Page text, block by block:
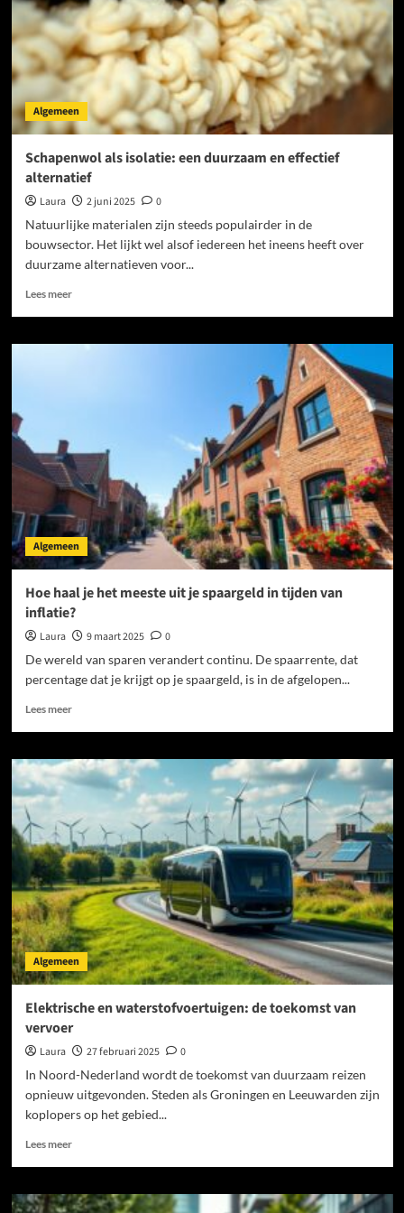
en
comfortabel
onderweg
Algemeen
Schapenwol als isolatie: een duurzaam en effectief
alternatief
Laura 2 juni 2025
0
Natuurlijke materialen zijn steeds populairder in de
bouwsector. Het lijkt wel alsof iedereen het ineens heeft over
duurzame alternatieven voor...
Lees meerLees
Schapenwol
effectief
alternatief
Algemeen
Hoe haal je het meeste uit je spaargeld in tijden van
inflatie?
Laura 9 maart 2025
0
De wereld van sparen verandert continu. De spaarrente, dat
percentage dat je krijgt op je spaargeld, is in de afgelopen...
Lees meerLees
Hoe
haal
meeste
uit
je
spaargeld
in
tijden
van
inflatie?
Algemeen
Elektrische en waterstofvoertuigen: de toekomst van
vervoer
Laura 27 februari 2025
0
In Noord-Nederland wordt de toekomst van duurzaam reizen
opnieuw uitgevonden. Steden als Groningen en Leeuwarden zijn
koplopers op het gebied...
Lees meerLees
Elektrische
en